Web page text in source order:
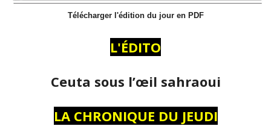
Télécharger l'édition du jour en PDF
L'ÉDITO
Ceuta sous l’œil sahraoui
LA CHRONIQUE DU JEUDI